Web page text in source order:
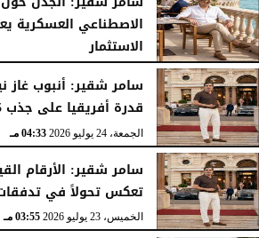
الاصطناعي العسكرية
الاستثمار
الجمعة، 24 يوليو 2026 04:45 مـ
سامر شقير: أنبوب غاز
قدرة أفريقيا على جذب 25 مليار...
الجمعة، 24 يوليو 2026 04:33 مـ
سامر شقير: الأرقام
تعكس تحولاً في
الخميس، 23 يوليو 2026 03:55 مـ